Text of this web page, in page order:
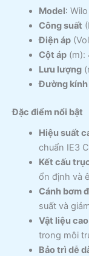
Model:
Công suất
Điện áp
Cột áp(m):
Lưu lượng
Đường kính
Đặc điểm nổi bật
Hiệu suất
chuẩn IE3
Kết cấu
ổn định và
Cánh bơm
suất và
Vật liệu
trong môi
Bảo trì dễ